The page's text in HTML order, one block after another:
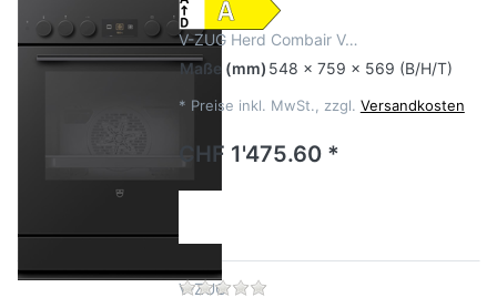
V-ZUG Herd Combair V…
Maße (mm) 548 x 759 x 569 (B/H/T)
* Preise inkl. MwSt., zzgl. Versandkosten
CHF 1'475.60 *
V-ZUG Zu diesem Produkt liegen